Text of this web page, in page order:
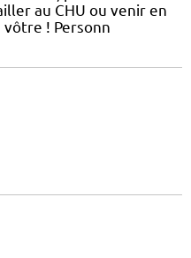
au CHU ou venir en
! Personn